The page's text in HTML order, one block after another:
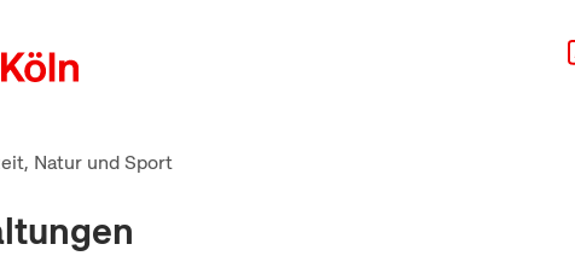
Natur und Sport